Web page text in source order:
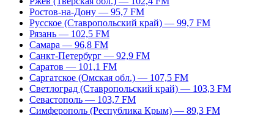
Ростов-на-Дону — 95,7 FM
Русское (Ставропольский край) — 99,7 FM
Рязань — 102,5 FM
Самара — 96,8 FM
Санкт-Петербург — 92,9 FM
Саратов — 101,1 FM
Саргатское (Омская обл.) — 107,5 FM
Светлоград (Ставропольский край) — 103,3 FM
Севастополь — 103,7 FM
Симферополь (Республика Крым) — 89,3 FM